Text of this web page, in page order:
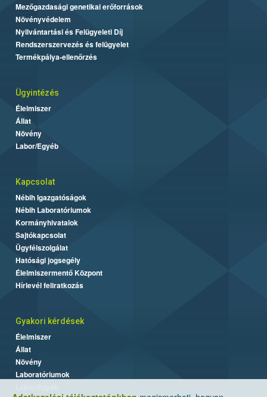
Mezőgazdasági genetikai erőforrások
Növényvédelem
Nyilvántartási és Felügyeleti Díj
Rendszerszervezés és felügyelet
Termékpálya-ellenőrzés
Ügyintézés
Élelmiszer
Állat
Növény
Labor/Egyéb
Kapcsolat
Nébih Igazgatóságok
Nébih Laboratóriumok
Kormányhivatalok
Sajtókapcsolat
Ügyfélszolgálat
Hatósági jogsegély
Élelmiszermentő Központ
Hírlevél feliratkozás
Gyakori kérdések
Élelmiszer
Állat
Növény
Laboratóriumok